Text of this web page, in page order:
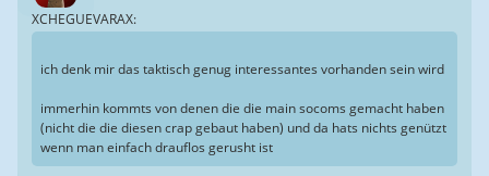
XCHEGUEVARAX:
ich denk mir das taktisch genug interessantes vorhanden sein wird
immerhin kommts von denen die die main socoms gemacht haben
(nicht die die diesen crap gebaut haben) und da hats nichts genützt
wenn man einfach drauflos gerusht ist